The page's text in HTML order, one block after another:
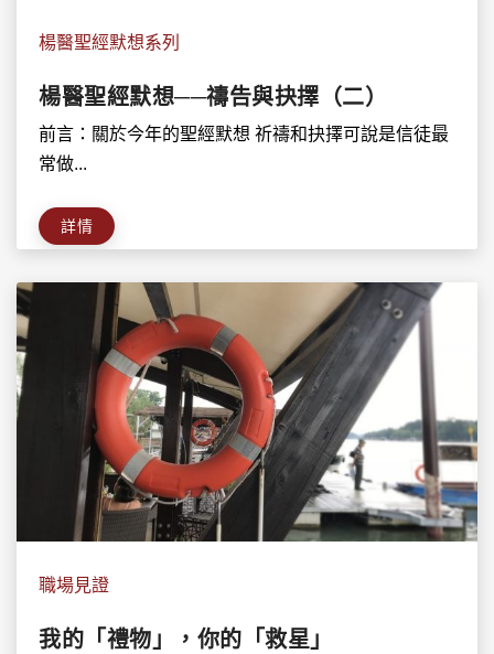
楊醫聖經默想系列
楊醫聖經默想──禱告與抉擇（二）
前言：關於今年的聖經默想 祈禱和抉擇可說是信徒最
常做...
詳情
職場見證
我的「禮物」，你的「救星」